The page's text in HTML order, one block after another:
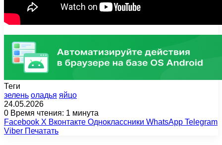
Теги
зелень оладья яйцо
24.05.2026
0 Время чтения: 1 минута
Facebook X Вконтакте Одноклассники WhatsApp Telegram
Viber Печатать